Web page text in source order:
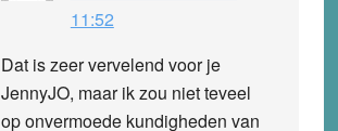
11:52
Dat is zeer vervelend voor je
JennyJO, maar ik zou niet teveel
op onvermoede kundigheden van